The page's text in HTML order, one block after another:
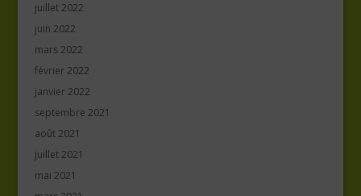
juillet 2022
juin 2022
mars 2022
février 2022
janvier 2022
septembre 2021
août 2021
juillet 2021
mai 2021